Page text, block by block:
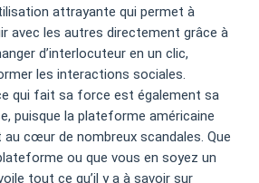
attrayante qui permet à
avec les autres directement grâce à
d’interlocuteur en un clic,
les interactions sociales.
qui fait sa force est également sa
puisque la plateforme américaine
cœur de nombreux scandales. Que
ou que vous en soyez un
tout ce qu’il y a à savoir sur